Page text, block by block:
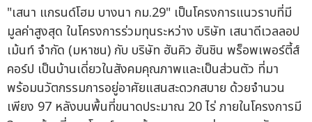
"เสนา แกรนด์โฮม บางนา กม.29" เป็นโครงการแนวราบที่มี
มูลค่าสูงสุด ในโครงการร่วมทุนระหว่าง บริษัท เสนาดีเวลลอป
เม้นท์ จำกัด (มหาชน) กับ บริษัท ฮันคิว ฮันชิน พร็อพเพอร์ตี้ส์
คอร์ป เป็นบ้านเดี่ยวในสังคมคุณภาพและเป็นส่วนตัว ที่มา
พร้อมนวัตกรรมการอยู่อาศัยแสนสะดวกสบาย ด้วยจำนวน
เพียง 97 หลังบนพื้นที่ขนาดประมาณ 20 ไร่ ภายในโครงการมี